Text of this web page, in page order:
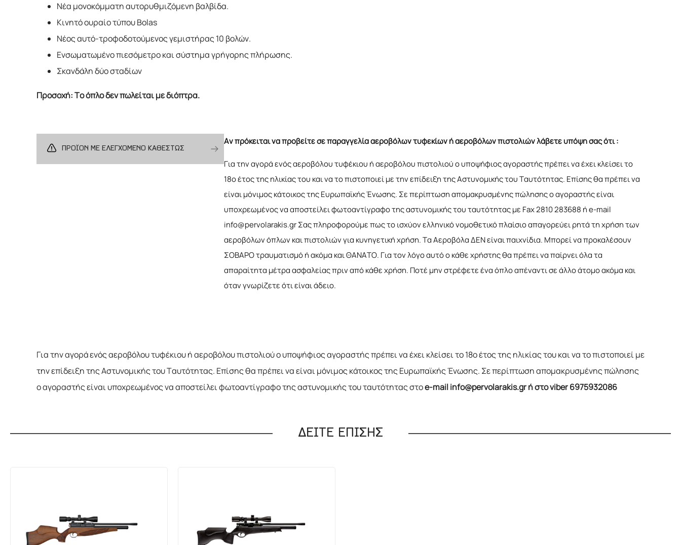
Νέα μονοκόμματη αυτορυθμιζόμενη βαλβίδα.
Κινητό ουραίο τύπου Bolas
Νέος αυτό-τροφοδοτούμενος γεμιστήρας 10 βολών.
Ενσωματωμένο πιεσόμετρο και σύστημα γρήγορης πλήρωσης.
Σκανδάλη δύο σταδίων
Προσοχή: Tο όπλο δεν πωλείται με διόπτρα.
ΠΡΟΪΟΝ ΜΕ ΕΛΕΓΧΟΜΕΝΟ ΚΑΘΕΣΤΩΣ
Αν πρόκειται να προβείτε σε παραγγελία αεροβόλων τυφεκίων ή αεροβόλων πιστολιών λάβετε υπόψη σας ότι :
Για την αγορά ενός αεροβόλου τυφέκιου ή αεροβόλου πιστολιού ο υποψήφιος αγοραστής πρέπει να έχει κλείσει το
18ο έτος της ηλικίας του και να το πιστοποιεί με την επίδειξη της Αστυνομικής του Ταυτότητας. Επίσης θα πρέπει να
είναι μόνιμος κάτοικος της Ευρωπαϊκής Ένωσης. Σε περίπτωση απομακρυσμένης πώλησης ο αγοραστής είναι
υποχρεωμένος να αποστείλει φωτοαντίγραφο της αστυνομικής του ταυτότητας με Fax 2810 283688 ή e-mail
info@pervolarakis.gr Σας πληροφορούμε πως το ισχύον ελληνικό νομοθετικό πλαίσιο απαγορεύει ρητά τη χρήση των
αεροβόλων όπλων και πιστολιών για κυνηγετική χρήση. Τα Αεροβόλα ΔΕΝ είναι παιχνίδια. Μπορεί να προκαλέσουν
ΣΟΒΑΡΟ τραυματισμό ή ακόμα και ΘΑΝΑΤΟ. Για τον λόγο αυτό ο κάθε χρήστης θα πρέπει να παίρνει όλα τα
απαραίτητα μέτρα ασφαλείας πριν από κάθε χρήση. Ποτέ μην στρέφετε ένα όπλο απέναντι σε άλλο άτομο ακόμα και
όταν γνωρίζετε ότι είναι άδειο.
Για την αγορά ενός αεροβόλου τυφέκιου ή αεροβόλου πιστολιού ο υποψήφιος αγοραστής πρέπει να έχει κλείσει το 18ο έτος της ηλικίας του και να το πιστοποιεί με
την επίδειξη της Αστυνομικής του Ταυτότητας. Επίσης θα πρέπει να είναι μόνιμος κάτοικος της Ευρωπαϊκής Ένωσης. Σε περίπτωση απομακρυσμένης πώλησης
ο αγοραστής είναι υποχρεωμένος να αποστείλει φωτοαντίγραφο της αστυνομικής του ταυτότητας στοe-mail info@pervolarakis.gr ή στο viber 6975932086
ΔΕΙΤΕ ΕΠΙΣΗΣ